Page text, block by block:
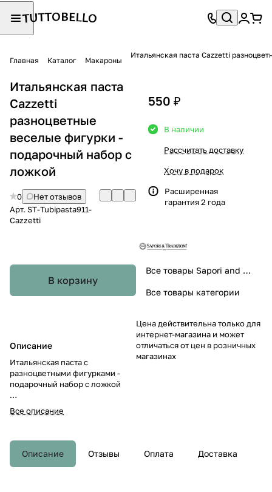
Главная Каталог Макароны
Итальянская паста Cazzetti
Итальянская паста
Cazzetti
разноцветные
веселые фигурки -
подарочный набор с
ложкой
0
Нет отзывов
Арт. ST-Tubipasta911-
Cazzetti
В корзину
Описание
Итальянская паста с
разноцветными фигурками -
подарочный набор с ложкой
Пакет завязан тесемкой в
цветах итальянского флага.
Милый, приятный подарок
напрямую из Италии!
Все описание
550 ₽
В наличии
Рассчитать доставку
Хочу в подарок
Расширенная
гарантия 2 года
Все товары Sapori and Tradizioni
Все товары категории
Цена действительна только для
интернет-магазина и может
отличаться от цен в розничных
магазинах
Описание Отзывы Оплата Доставка